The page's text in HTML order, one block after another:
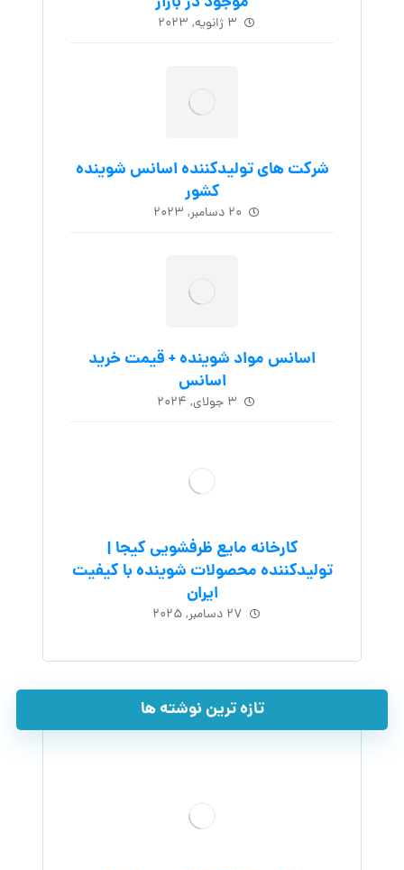
۳ ژانویه, ۲۰۲۳
شرکت های تولیدکننده اسانس شوینده
کشور
۲۰ دسامبر, ۲۰۲۳
اسانس مواد شوینده + قیمت خرید
اسانس
۳ جولای, ۲۰۲۴
کارخانه مایع ظرفشویی کیجا |
تولیدکننده محصولات شوینده با کیفیت
ایران
۲۷ دسامبر, ۲۰۲۵
تازه ترین نوشته ها